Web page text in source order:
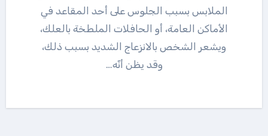
الملابس بسبب الجلوس على أحد المقاعد في
الأماكن العامة، أو الحافلات الملطخة بالعلك،
ويشعر الشخص بالانزعاج الشديد بسبب ذلك،
وقد يظن أنّه…